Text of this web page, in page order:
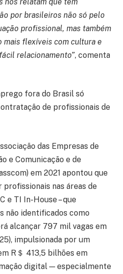
por brasileiros não só pelo
profissional, mas também
mais flexíveis com cultura e
relacionamento”, comenta
fora do Brasil só
de profissionais de
das Empresas de
e Comunicação e de
em 2021 apontou que
nas áreas de
e TI In-House – que
não identificados como
alcançar 797 mil vagas em
impulsionada por um
R＄ 413,5 bilhões em
digital — especialmente